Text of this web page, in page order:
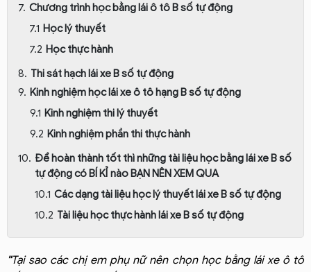
Chương trình học bằng lái ô tô B số tự động
Học lý thuyết
Học thực hành
Thi sát hạch lái xe B số tự động
Kinh nghiệm học lái xe ô tô hạng B số tự động
Kinh nghiệm thi lý thuyết
Kinh nghiệm phần thi thực hành
Để hoàn thành tốt thì những tài liệu học bằng lái xe B số
tự động có BÍ KỈ nào BẠN NÊN XEM QUA
Các dạng tài liệu học lý thuyết lái xe B số tự động
Tài liệu học thực hành lái xe B số tự động
"Tại sao các chị em phụ nữ nên chọn học bằng lái xe ô tô